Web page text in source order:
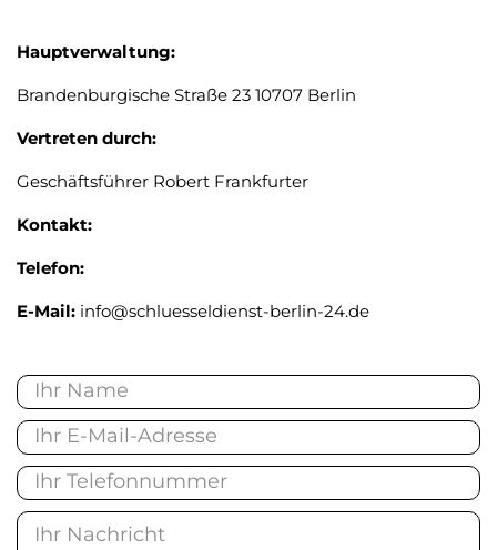
Hauptverwaltung:
Brandenburgische Straße 23 10707 Berlin
Vertreten durch:
Geschäftsführer Robert Frankfurter
Kontakt:
Telefon:
E-Mail: info@schluesseldienst-berlin-24.de